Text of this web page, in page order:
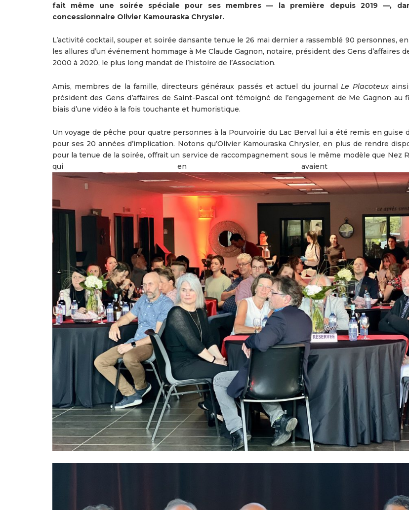
fait même une soirée spéciale pour ses membres — la première depuis 2019 —,
concessionnaire Olivier Kamouraska Chrysler.
L’activité cocktail, souper et soirée dansante tenue le 26 mai dernier a rassemblé 90 personnes,
les allures d’un événement hommage à Me Claude Gagnon, notaire, président des Gens d’affaires
2000 à 2020, le plus long mandat de l’histoire de l’Association.
Amis, membres de la famille, directeurs généraux passés et actuel du journalLe Placoteuxainsi
président des Gens d’affaires de Saint-Pascal ont témoigné de l’engagement de Me Gagnon au
biais d’une vidéo à la fois touchante et humoristique.
Un voyage de pêche pour quatre personnes à la Pourvoirie du Lac Berval lui a été remis en guise
pour ses 20 années d’implication. Notons qu’Olivier Kamouraska Chrysler, en plus de rendre
pour la tenue de la soirée, offrait un service de raccompagnement sous le même modèle que Nez
qui en avaient